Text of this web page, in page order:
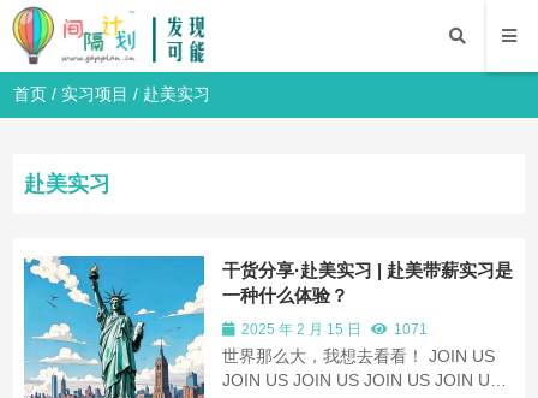
首页 / 实习项目 / 赴美实习
赴美实习
干货分享·赴美实习 | 赴美带薪实习是
一种什么体验？
2025 年 2 月 15 日 1071
世界那么大，我想去看看！ JOIN US
JOIN US JOIN US JOIN US JOIN US